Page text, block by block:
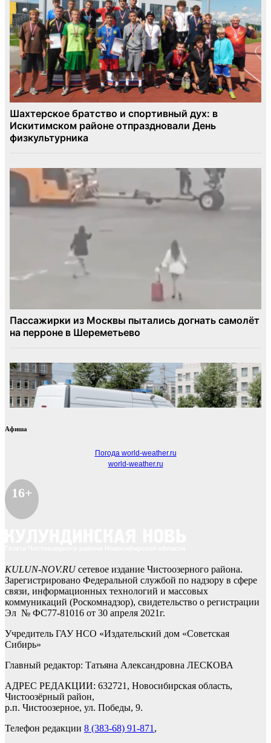
Афиша
Погода world-weather.ru
world-weather.ru
16+
KULUN-NOV.RUсетевое издание Чистоозерного района.
Зарегистрировано Федеральной службой по надзору в сфере
связи, информационных технологий и массовых
коммуникаций (Роскомнадзор), свидетельство о регистрации
Эл № ФС77-81016 от 30 апреля 2021г.
Учредитель ГАУ НСО «Издательский дом «Советская
Сибирь»
Главный редактор: Татьяна Александровна ЛЕСКОВА
АДРЕС РЕДАКЦИИ: 632721, Новосибирская область,
Чистоозёрный район,
р.п. Чистоозерное, ул. Победы, 9.
Телефон редакции 8 (383-68) 91-871 ,